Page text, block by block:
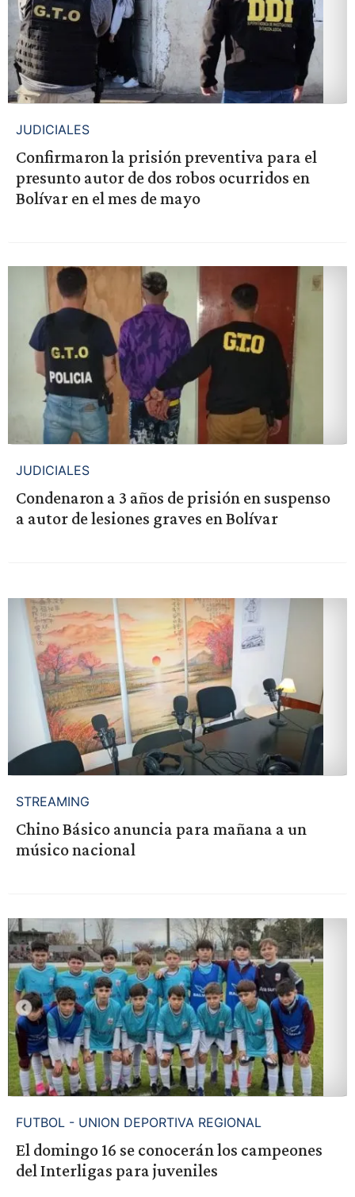
JUDICIALES
Confirmaron la prisión preventiva para el
presunto autor de dos robos ocurridos en
Bolívar en el mes de mayo
JUDICIALES
Condenaron a 3 años de prisión en suspenso
a autor de lesiones graves en Bolívar
STREAMING
Chino Básico anuncia para mañana a un
músico nacional
FUTBOL - UNION DEPORTIVA REGIONAL
El domingo 16 se conocerán los campeones
del Interligas para juveniles